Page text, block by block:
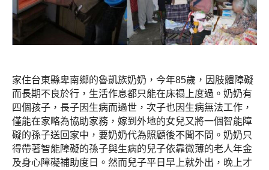
家住台東縣卑南鄉的魯凱族奶奶，今年85歲，因肢體障礙
而長期不良於行，生活作息都只能在床禢上度過。奶奶有
四個孩子，長子因生病而過世，次子也因生病無法工作，
僅能在家略為協助家務，嫁到外地的女兒又將一個智能障
礙的孫子送回家中，要奶奶代為照顧後不聞不問。奶奶只
得帶著智能障礙的孫子與生病的兒子依靠微薄的老人年金
及身心障礙補助度日。然而兒子平日早上就外出，晚上才